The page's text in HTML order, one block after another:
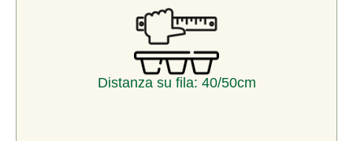
Distanza su fila: 40/50cm